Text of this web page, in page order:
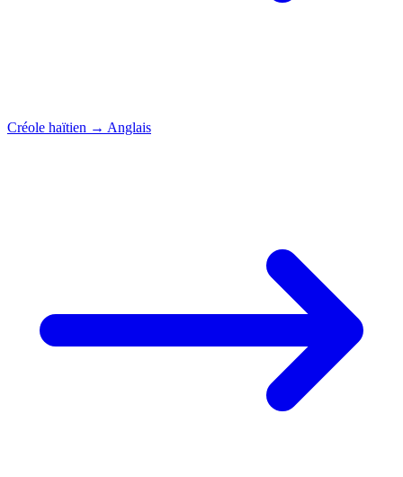
Créole haïtien → Anglais